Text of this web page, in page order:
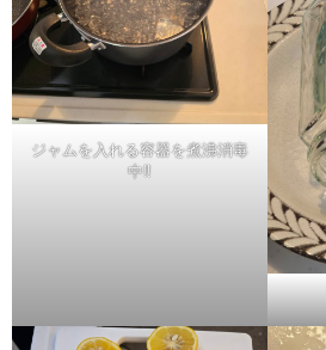
ジャムを入れる容器を煮沸消毒
中‼